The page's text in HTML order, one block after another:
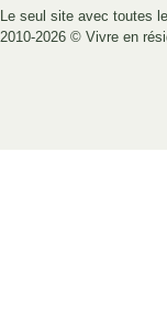
Le seul site avec toutes
2010-2026 © Vivre en